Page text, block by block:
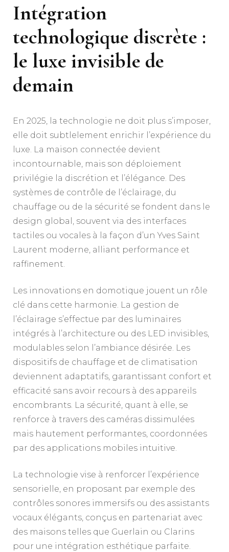
Intégration
technologique discrète :
le luxe invisible de
demain
En 2025, la technologie ne doit plus s’imposer,
elle doit subtlelement enrichir l’expérience du
luxe. La maison connectée devient
incontournable, mais son déploiement
privilégie la discrétion et l’élégance. Des
systèmes de contrôle de l’éclairage, du
chauffage ou de la sécurité se fondent dans le
design global, souvent via des interfaces
tactiles ou vocales à la façon d’un Yves Saint
Laurent moderne, alliant performance et
raffinement.
Les innovations en domotique jouent un rôle
clé dans cette harmonie. La gestion de
l’éclairage s’effectue par des luminaires
intégrés à l’architecture ou des LED invisibles,
modulables selon l’ambiance désirée. Les
dispositifs de chauffage et de climatisation
deviennent adaptatifs, garantissant confort et
efficacité sans avoir recours à des appareils
encombrants. La sécurité, quant à elle, se
renforce à travers des caméras dissimulées
mais hautement performantes, coordonnées
par des applications mobiles intuitive.
La technologie vise à renforcer l’expérience
sensorielle, en proposant par exemple des
contrôles sonores immersifs ou des assistants
vocaux élégants, conçus en partenariat avec
des maisons telles que Guerlain ou Clarins
pour une intégration esthétique parfaite.